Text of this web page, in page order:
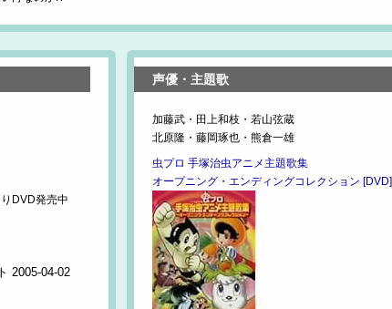
DVD発売中
2005-04-02
声優・主題歌
加藤武・田上和枝・若山弦蔵
北原隆・藤岡琢也・熊倉一雄
虫プロ 手塚治虫アニメ主題歌集
オープニング・エンディングコレクション [DVD]